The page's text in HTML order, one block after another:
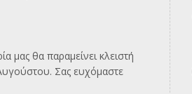
μας θα παραμείνει κλειστή
Σας ευχόμαστε